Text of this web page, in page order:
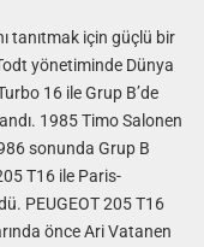
tanıtmak için güçlü bir
yönetiminde Dünya
16 ile Grup B’de
1985 Timo Salonen
sonunda Grup B
T16 ile Paris-
PEUGEOT 205 T16
önce Ari Vatanen